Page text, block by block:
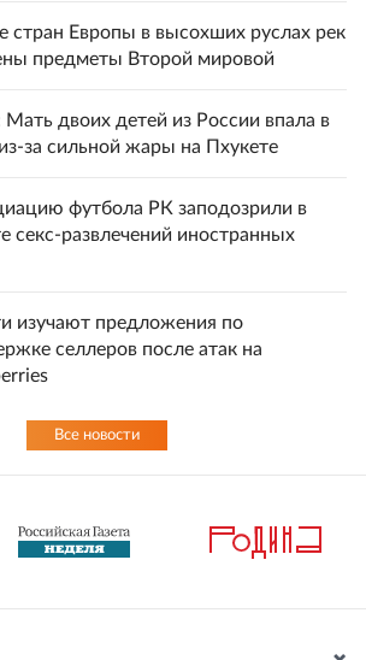
стран Европы в высохших руслах рек
предметы Второй мировой
Мать двоих детей из России впала в
за сильной жары на Пхукете
футбола РК заподозрили в
секс-развлечений иностранных
изучают предложения по
селлеров после атак на
Все новости